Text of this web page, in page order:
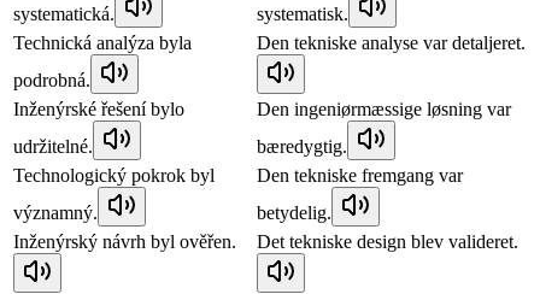
systematická.
systematisk.
Technická analýza byla
podrobná.
Den tekniske analyse var detaljeret.
Inženýrské řešení bylo
udržitelné.
Den ingeniørmæssige løsning var
bæredygtig.
Technologický pokrok byl
významný.
Den tekniske fremgang var
betydelig.
Inženýrský návrh byl ověřen.
Det tekniske design blev valideret.